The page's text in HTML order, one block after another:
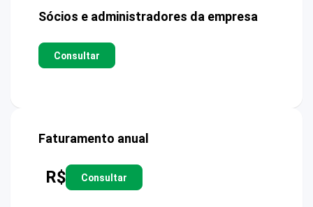
Sócios e administradores da empresa
Consultar
Faturamento anual
R$ Consultar